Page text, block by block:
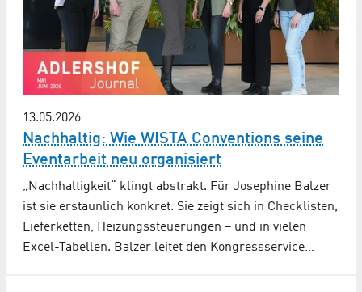
13.05.2026
Nachhaltig: Wie WISTA Conventions seine
Eventarbeit neu organisiert
„Nachhaltigkeit“ klingt abstrakt. Für Josephine Balzer
ist sie erstaunlich konkret. Sie zeigt sich in Checklisten,
Lieferketten, Heizungssteuerungen – und in vielen
Excel-Tabellen. Balzer leitet den Kongressservice…